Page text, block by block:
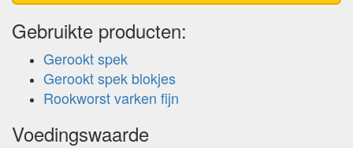
Gebruikte producten:
Gerookt spek
Gerookt spek blokjes
Rookworst varken fijn
Voedingswaarde